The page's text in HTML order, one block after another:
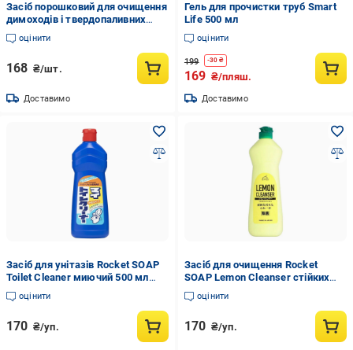
Засіб порошковий для очищення
димоходів і твердопаливних
котлів від сажі SVOD
Professional 1 кг пакет
оцінити
168 ₴/шт.
Доставимо
Гель для прочистки труб Smart
Life 500 мл
оцінити
199 -30 ₴
169 ₴/пляш.
Доставимо
Засіб для унітазів Rocket SOAP
Toilet Cleaner миючий 500 мл
(2899412506)
оцінити
170 ₴/уп.
Засіб для очищення Rocket
SOAP Lemon Cleanser стійких
забруднень лимон 360 г
(2899412499)
оцінити
170 ₴/уп.